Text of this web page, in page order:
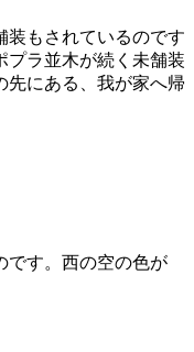
装もされているのです
プラ並木が続く未舗装
先にある、我が家へ帰
です。西の空の色が